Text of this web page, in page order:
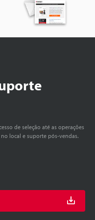
de seleção até as operações
local e suporte pós-vendas.